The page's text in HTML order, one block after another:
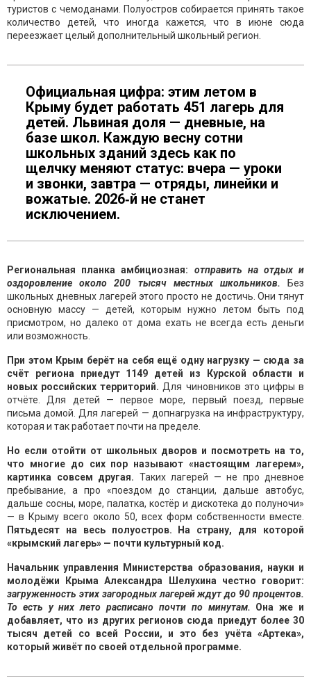
туристов с чемоданами. Полуостров собирается принять такое
количество детей, что иногда кажется, что в июне сюда
переезжает целый дополнительный школьный регион.
Официальная цифра: этим летом в
Крыму будет работать 451 лагерь для
детей. Львиная доля — дневные, на
базе школ. Каждую весну сотни
школьных зданий здесь как по
щелчку меняют статус: вчера — уроки
и звонки, завтра — отряды, линейки и
вожатые. 2026‑й не станет
исключением.
Региональная планка амбициозная: отправить на отдых и
оздоровление около 200 тысяч местных школьников. Без
школьных дневных лагерей этого просто не достичь. Они тянут
основную массу — детей, которым нужно летом быть под
присмотром, но далеко от дома ехать не всегда есть деньги
или возможность.
При этом Крым берёт на себя ещё одну нагрузку — сюда за
счёт региона приедут 1149 детей из Курской области и
новых российских территорий. Для чиновников это цифры в
отчёте. Для детей — первое море, первый поезд, первые
письма домой. Для лагерей — допнагрузка на инфраструктуру,
которая и так работает почти на пределе.
Но если отойти от школьных дворов и посмотреть на то,
что многие до сих пор называют «настоящим лагерем»,
картинка совсем другая. Таких лагерей — не про дневное
пребывание, а про «поездом до станции, дальше автобус,
дальше сосны, море, палатка, костёр и дискотека до полуночи»
— в Крыму всего около 50, всех форм собственности вместе.
Пятьдесят на весь полуостров. На страну, для которой
«крымский лагерь» — почти культурный код.
Начальник управления Министерства образования, науки и
молодёжи Крыма Александра Шелухина честно говорит:
загруженность этих загородных лагерей ждут до 90 процентов.
То есть у них лето расписано почти по минутам. Она же и
добавляет, что из других регионов сюда приедут более 30
тысяч детей со всей России, и это без учёта «Артека»,
который живёт по своей отдельной программе.